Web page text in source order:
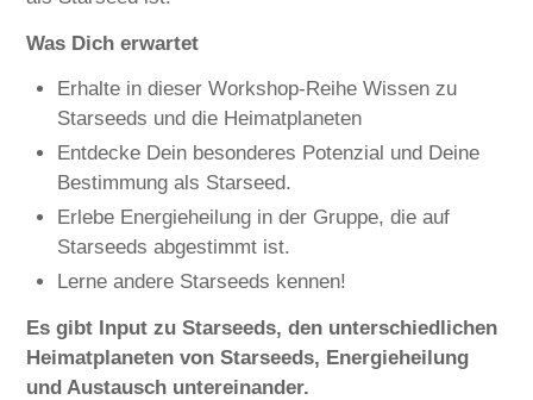
Was Dich erwartet
Erhalte in dieser Workshop-Reihe Wissen zu
Starseeds und die Heimatplaneten
Entdecke Dein besonderes Potenzial und Deine
Bestimmung als Starseed.
Erlebe Energieheilung in der Gruppe, die auf
Starseeds abgestimmt ist.
Lerne andere Starseeds kennen!
Es gibt Input zu Starseeds, den unterschiedlichen
Heimatplaneten von Starseeds, Energieheilung
und Austausch untereinander.